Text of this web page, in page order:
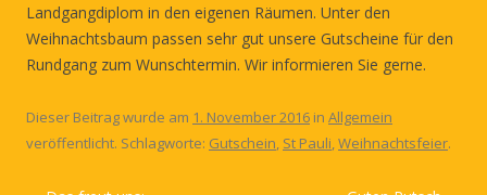
Landgangdiplom in den eigenen Räumen. Unter den
Weihnachtsbaum passen sehr gut unsere Gutscheine für den
Rundgang zum Wunschtermin. Wir informieren Sie gerne.
Dieser Beitrag wurde am 1. November 2016 in Allgemein
veröffentlicht. Schlagworte: Gutschein, St Pauli,Weihnachtsfeier.